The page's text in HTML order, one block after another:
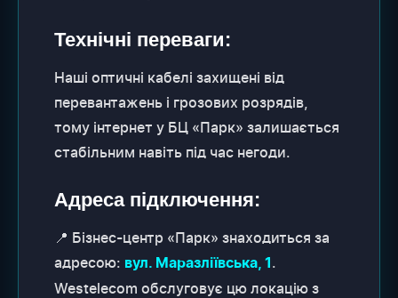
Технічні переваги:
Наші оптичні кабелі захищені від
перевантажень і грозових розрядів,
тому інтернет у БЦ «Парк» залишається
стабільним навіть під час негоди.
Адреса підключення:
📍 Бізнес-центр «Парк» знаходиться за
адресою: вул. Маразліївська, 1 .
Westelecom обслуговує цю локацію з